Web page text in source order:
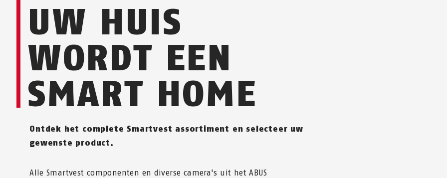
UW HUIS
WORDT EEN
SMART HOME
Ontdek het complete Smartvest assortiment en selecteer uw
gewenste product.
Alle Smartvest componenten en diverse camera's uit het ABUS